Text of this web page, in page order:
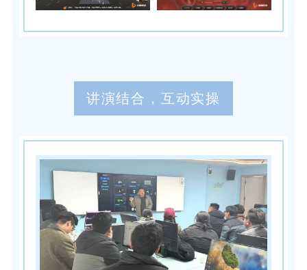
讲演结合，互动实操